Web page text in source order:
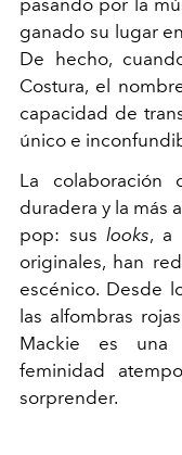
pasando por la
ganado su lugar
De hecho,
Costura, el
capacidad de
único e
La colaboración
duradera y la más
pop: suslooks, a
originales, han
escénico. Desde
las alfombras
Mackie es una
feminidad
sorprender.